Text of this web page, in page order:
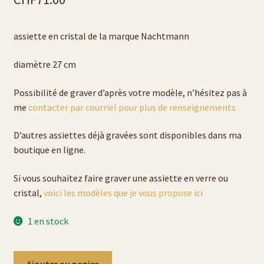
Politique de cookies (UE)
galerie photos pyrogravure
liens
liste porte-clés
liste porte-monnaie
assiette en cristal de la marque Nachtmann
diamètre 27 cm
Possibilité de graver d’après votre modèle, n’hésitez pas à
me contacter par courriel pour plus de renseignements
D’autres assiettes déjà gravées sont disponibles dans ma
boutique en ligne.
Si vous souhaitez faire graver une assiette en verre ou
cristal, voici les modèles que je vous propose ici
1 en stock